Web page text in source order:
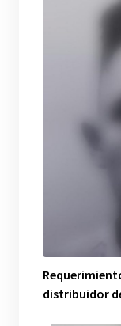
distribuidor